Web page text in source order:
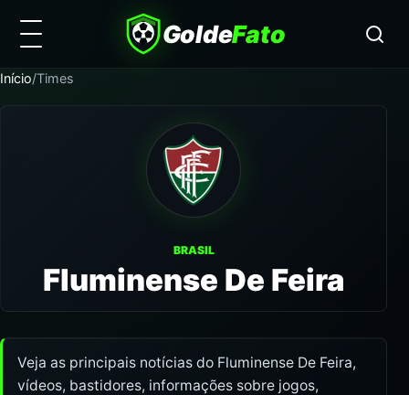
GoldeFato
Início/Times
BRASIL
Fluminense De Feira
Veja as principais notícias do Fluminense De Feira,
vídeos, bastidores, informações sobre jogos,